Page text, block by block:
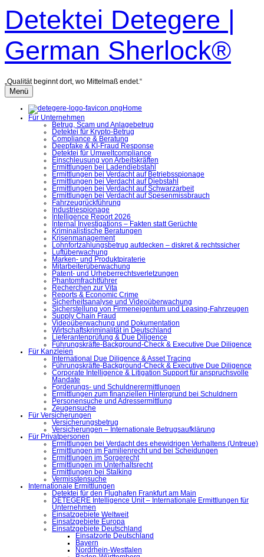
Inhalt
überspringen
Detektei Detegere |
German Sherlock®
„Qualität beginnt dort, wo Mittelmaß endet.“
Menü
Home
Für Unternehmen
Betrug, Scam und Anlagebetrug
Detektei für Krypto-Betrug
Compliance & Beratung
Deepfake & KI-Fraud Response
Detektei für Umweltcompliance
Einschleusung von Arbeitskräften
Ermittlungen bei Ladendiebstahl
Ermittlungen bei Verdacht auf Betriebsspionage
Ermittlungen bei Verdacht auf Diebstahl
Ermittlungen bei Verdacht auf Schwarzarbeit
Ermittlungen bei Verdacht auf Spesenmissbrauch
Fahrzeugrückführung
Industriespionage
Intelligence Report 2026
Internal Investigations – Fakten statt Gerüchte
Kriminalistische Beratungen
Krisenmanagement
Lohnfortzahlungsbetrug aufdecken – diskret & rechtssicher
Luftüberwachung
Marken- und Produktpiraterie
Mitarbeiterüberwachung
Patent- und Urheberrechtsverletzungen
Phantomfrachtführer
Recherchen zur Vita
Reports & Economic Crime
Sicherheitsanalyse und Videoüberwachung
Sicherstellung von Firmeneigentum und Leasing-Fahrzeugen
Supply Chain Fraud
Videoüberwachung und Dokumentation
Wirtschaftskriminalität in Deutschland
Lieferantenprüfung & Due Diligence
Führungskräfte-Background-Check & Executive Due Diligence
Für Kanzleien
International Due Diligence & Asset Tracing
Führungskräfte-Background-Check & Executive Due Diligence
Corporate Intelligence & Litigation Support für anspruchsvolle
Mandate
Forderungs- und Schuldnerermittlungen
Ermittlungen zum finanziellen Hintergrund bei Schuldnern
Personensuche und Adressermittlung
Zeugensuche
Für Versicherungen
Versicherungsbetrug
Versicherungen – Internationale Betrugsaufklärung
Für Privatpersonen
Ermittlungen bei Verdacht des ehewidrigen Verhaltens (Untreue)
Ermittlungen im Familienrecht und bei Scheidungen
Ermittlungen im Sorgerecht
Ermittlungen im Unterhaltsrecht
Ermittlungen bei Stalking
Vermisstensuche
Internationale Ermittlungen
Detektei für den Flughafen Frankfurt am Main
DETEGERE Intelligence Unit – Internationale Ermittlungen für
Unternehmen
Einsatzgebiete Weltweit
Einsatzgebiete Europa
Einsatzgebiete Deutschland
Einsatzorte Deutschland
Bayern
Nordrhein-Westfalen